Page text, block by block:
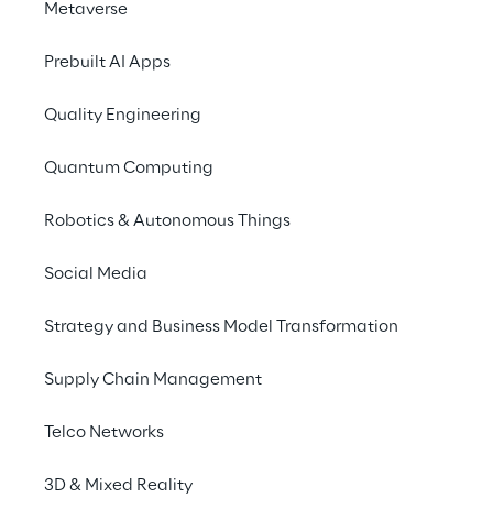
Metaverse
Prebuilt AI Apps
Quality Engineering
Quantum Computing
Robotics & Autonomous Things
Social Media
Strategy and Business Model Transformation
Supply Chain Management
Telco Networks
3D & Mixed Reality
Inteligência
ferramenta
inteligência geopolítica não se
mas sim de entender as
preparar para elas com
inteligência à tomada de
riscos, transformando a